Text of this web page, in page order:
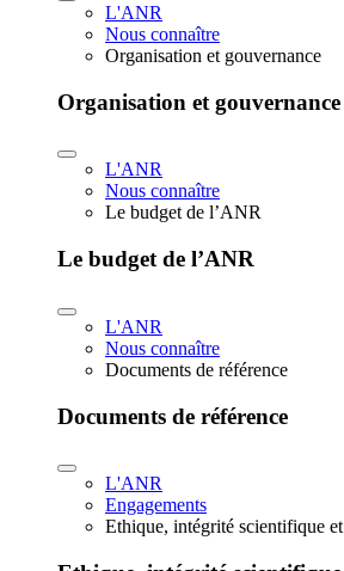
L'ANR
Nous connaître
Organisation et gouvernance
Organisation et gouvernance
L'ANR
Nous connaître
Le budget de l’ANR
Le budget de l’ANR
L'ANR
Nous connaître
Documents de référence
Documents de référence
L'ANR
Engagements
Ethique, intégrité scientifique